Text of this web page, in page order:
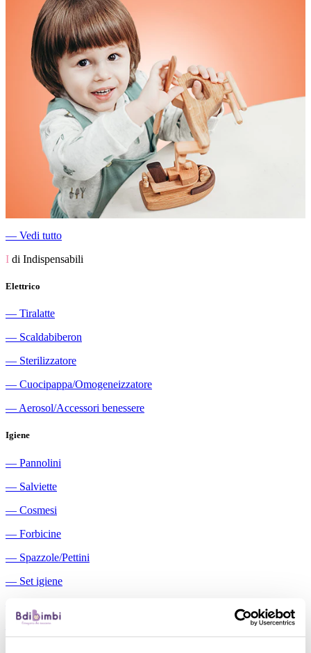
― Vedi tutto
I di Indispensabili
Elettrico
― Tiralatte
― Scaldabiberon
― Sterilizzatore
― Cuocipappa/Omogeneizzatore
― Aerosol/Accessori benessere
Igiene
― Pannolini
― Salviette
― Cosmesi
― Forbicine
― Spazzole/Pettini
― Set igiene
Aspiratori nasali manuali